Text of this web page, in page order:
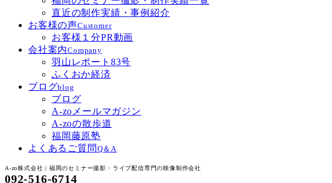
直近の制作実績・事例紹介
お客様の声Customer
お客様１分PR動画
会社案内Company
羽山レポート83号
ふくおか経済
ブログblog
ブログ
A-zoメールマガジン
A-zoの散歩道
福岡藤原塾
よくあるご質問 Q＆A
A-zo株式会社 | 福岡のセミナー撮影・ライブ配信専門の映像制作会社
092-516-6714